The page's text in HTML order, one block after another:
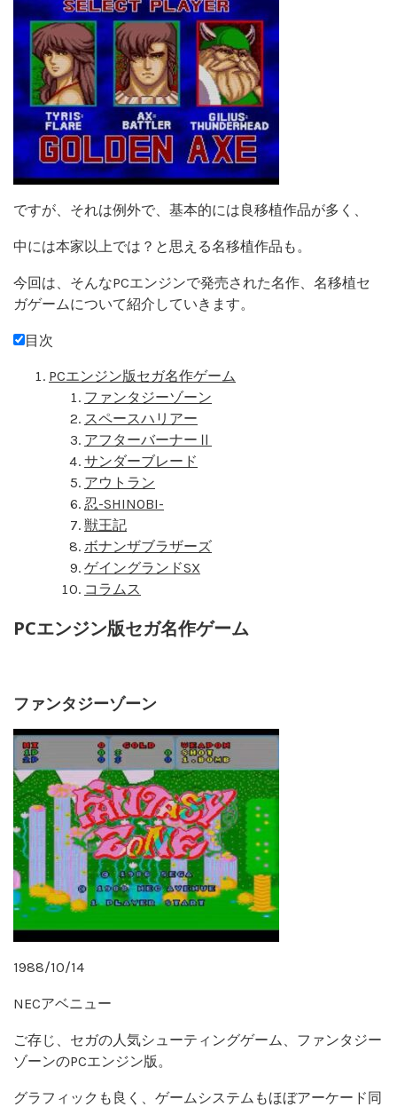
ですが、それは例外で、基本的には良移植作品が多く、
中には本家以上では？と思える名移植作品も。
今回は、そんなPCエンジンで発売された名作、名移植セ
ガゲームについて紹介していきます。
目次
PCエンジン版セガ名作ゲーム
ファンタジーゾーン
スペースハリアー
アフターバーナーⅡ
サンダーブレード
アウトラン
忍-SHINOBI-
獣王記
ボナンザブラザーズ
ゲイングランドSX
コラムス
PCエンジン版セガ名作ゲーム
ファンタジーゾーン
1988/10/14
NECアベニュー
ご存じ、セガの人気シューティングゲーム、ファンタジー
ゾーンのPCエンジン版。
グラフィックも良く、ゲームシステムもほぼアーケード同